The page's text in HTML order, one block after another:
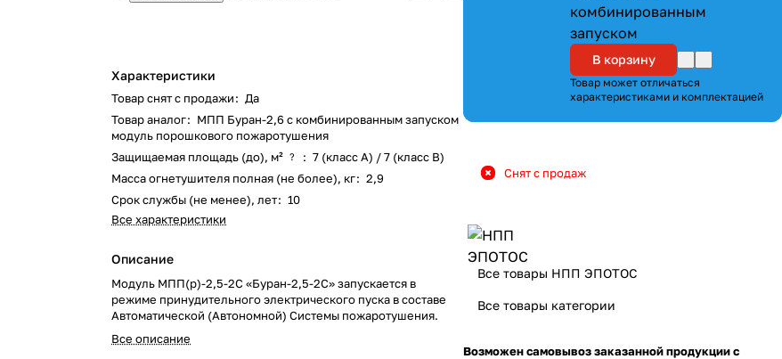
Характеристики
Товар снят с продажи: Да
Товар аналог: МПП Буран-2,6 с комбинированным запуском
модуль порошкового пожаротушения
Защищаемая площадь (до), м² ? : 7 (класс А) / 7 (класс В)
Масса огнетушителя полная (не более), кг: 2,9
Срок службы (не менее), лет: 10
Все характеристики
Описание
Модуль МПП(р)-2,5-2С «Буран-2,5-2С» запускается в
режиме принудительного электрического пуска в составе
Автоматической (Автономной) Системы пожаротушения.
Все описание
комбинированным
запуском
В корзину
Товар может отличаться
характеристиками и комплектацией
Снят с продаж
Все товары НПП ЭПОТОС
Все товары категории
Возможен самовывоз заказанной продукции с